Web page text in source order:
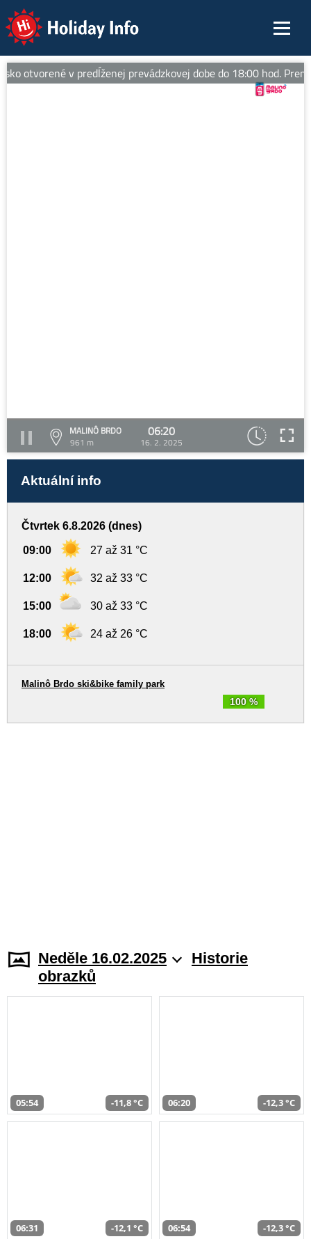
Holiday Info
otvorené v predĺženej prevádzkovej dobe do 18:00 hod.
MALINÔ BRDO
961 m
06:20
16. 2. 2025
Aktuální info
Čtvrtek 6.8.2026 (dnes)
09:00 27 až 31 °C
12:00 32 až 33 °C
15:00 30 až 33 °C
18:00 24 až 26 °C
100 %
Malinô Brdo ski&bike family park
Neděle 16.02.2025
Historie
obrazků
05:54 -11,8 °C 06:20 -12,3 °C
06:31 -12,1 °C 06:54 -12,3 °C